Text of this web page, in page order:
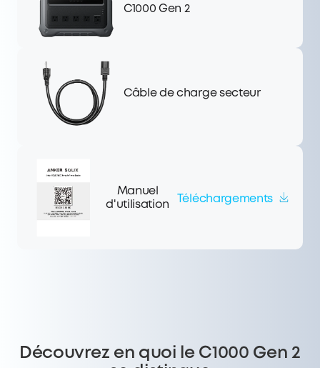
C1000 Gen 2
Câble de charge secteur
Manuel
d'utilisation
Téléchargements
Découvrez en quoi le C1000 Gen 2